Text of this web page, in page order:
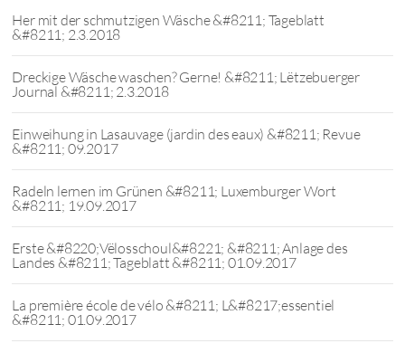
Her mit der schmutzigen Wäsche &#8211; Tageblatt
&#8211; 2.3.2018
Dreckige Wäsche waschen? Gerne! &#8211; Lëtzebuerger
Journal &#8211; 2.3.2018
Einweihung in Lasauvage (jardin des eaux) &#8211; Revue
&#8211; 09.2017
Radeln lernen im Grünen &#8211; Luxemburger Wort
&#8211; 19.09.2017
Erste &#8220;Vëlosschoul&#8221; &#8211; Anlage des
Landes &#8211; Tageblatt &#8211; 01.09.2017
La première école de vélo &#8211; L&#8217;essentiel
&#8211; 01.09.2017